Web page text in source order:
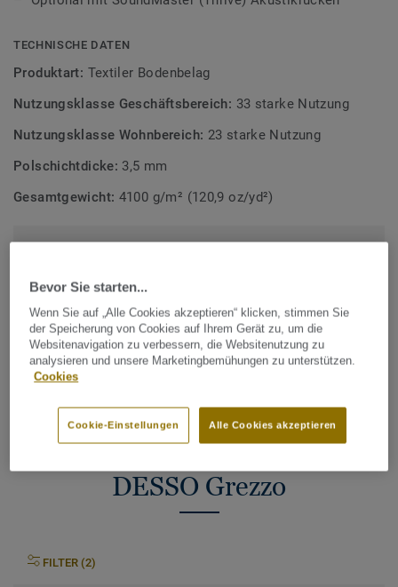
organischen Mineralien, bis hin zu wärmeren erdigen
Rücken ausgestattet und Teil unserer
Selection, unseren nachhaltigen und kreislauffähigen
Gebrauch.
Teppichfliesen
TECHNISCHE DATEN
Produktart: Textiler Bodenbelag
Nutzungsklasse Geschäftsbereich: 33 starke Nutzung
Nutzungsklasse Wohnbereich: 23 starke Nutzung
Polschichtdicke: 3,5 mm
Gesamtgewicht: 4100 g/m² (120,9 oz/yd²)
DESSO Grezzo
FILTER (2)
Bevor Sie starten...
Wenn Sie auf „Alle Cookies akzeptieren“ klicken, stimmen Sie
der Speicherung von Cookies auf Ihrem Gerät zu, um die
Websitenavigation zu verbessern, die Websitenutzung zu
analysieren und unsere Marketingbemühungen zu unterstützen.
Cookies
Alle Cookies akzeptieren
Cookie-Einstellungen